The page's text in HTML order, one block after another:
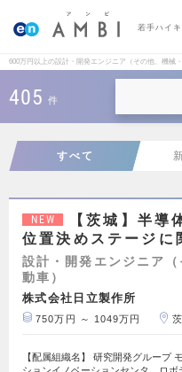
若手ハイ
600万円以上の設計・開発エンジニア（その他、機械
405 件
すべて
NEW
【茨城】半導
位置決めステージに
設計・開発エンジニア
動車）
株式会社日立製作所
750万円 ～ 1049万円
【配属組織名】 研究開発グループ